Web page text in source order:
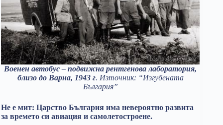
Военен автобус – подвижна рентгенова лаборатория,
близо до Варна, 1943 г. Източник: “Изгубената
България”
Не е мит: Царство България има невероятно развита
за времето си авиация и самолетостроене.